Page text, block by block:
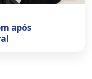
após